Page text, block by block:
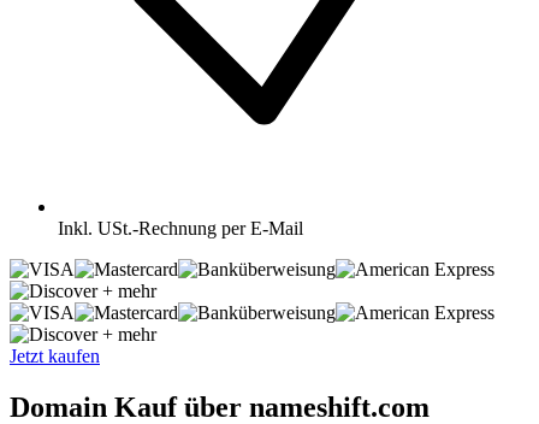
Inkl. USt.-Rechnung per E-Mail
+ mehr
+ mehr
Jetzt kaufen
Domain Kauf über nameshift.com